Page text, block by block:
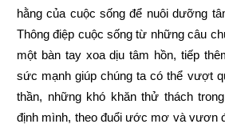
hằng của cuộc sống để nuôi dưỡng
Thông điệp cuộc sống từ những câu
một bàn tay xoa dịu tâm hồn, tiếp
sức mạnh giúp chúng ta có thể vượt
thần, những khó khăn thử thách
định mình, theo đuổi ước mơ và vươn